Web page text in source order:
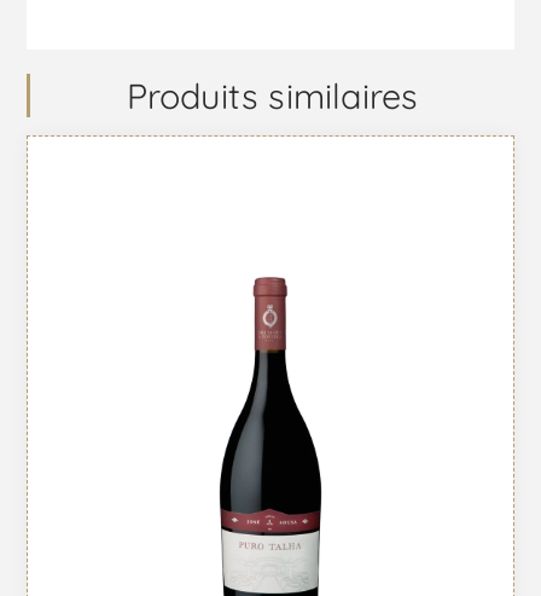
Produits similaires